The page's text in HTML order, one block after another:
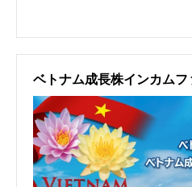
ベトナム成長株インカムフ